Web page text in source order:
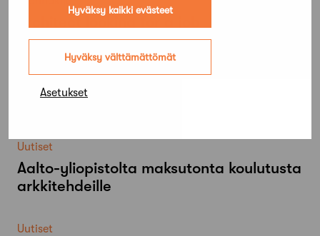
Hyväksy kaikki evästeet
Hyväksy välttämättömät
Asetukset
Architect looking for a job
Mökki Salo haettavissa
viikkovuokraukseen
Uutiset
Aalto-​yliopistolta maksutonta koulutusta
arkkitehdeille
Uutiset